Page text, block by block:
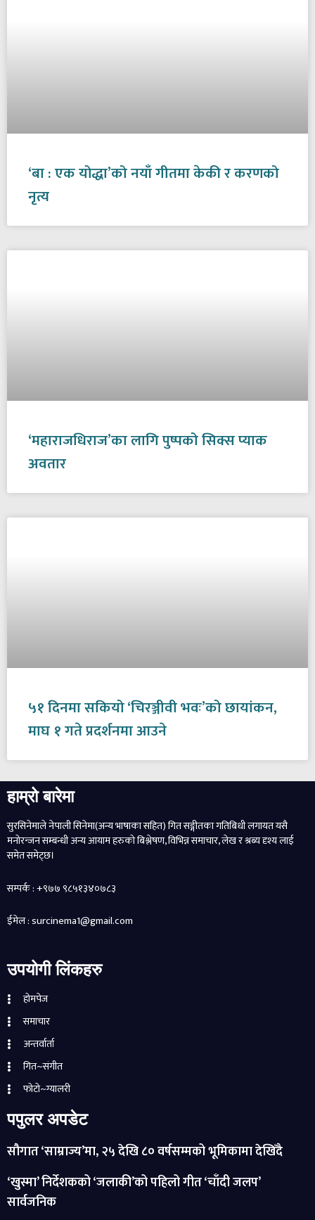
‘बा : एक योद्धा’को नयाँ गीतमा केकी र करणको
नृत्य
‘महाराजधिराज’का लागि पुष्पको सिक्स प्याक
अवतार
५१ दिनमा सकियो ‘चिरञ्जीवी भवः’को छायांकन,
माघ १ गते प्रदर्शनमा आउने
हाम्रो बारेमा
सुरसिनेमाले नेपाली सिनेमा(अन्य भाषाका सहित) गित सङ्गीतका गतिबिधी लगायत यसै
मनोरन्जन सम्बन्धी अन्य आयाम हरुको बिश्लेषण, विभिन्न समाचार, लेख र श्रब्य दृश्य लाई
समेत समेट्छ।
सम्पर्क : +९७७ ९८५१३४०७८३
ईमेल : surcinema1@gmail.com
उपयोगी लिंकहरु
होमपेज
समाचार
अन्तर्वार्ता
गित~संगीत
फोटो~ग्यालरी
पपुलर अपडेट
सौगात ‘साम्राज्य’मा, २५ देखि ८० वर्षसम्मको भूमिकामा देखिँदै
‘खुस्मा’ निर्देशकको ‘जलाकी’को पहिलो गीत ‘चाँदी जलप’
सार्वजनिक